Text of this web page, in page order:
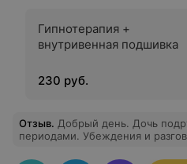
Гипнотерапия +
внутривенная подшивка
230 руб.
Отзыв. Добрый день. Дочь
периодами. Убеждения и
о лечении не желает. Она не